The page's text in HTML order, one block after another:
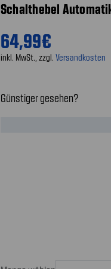
Schalthebel
64,99€
inkl. MwSt., zzgl. Versandkosten
Günstiger gesehen?